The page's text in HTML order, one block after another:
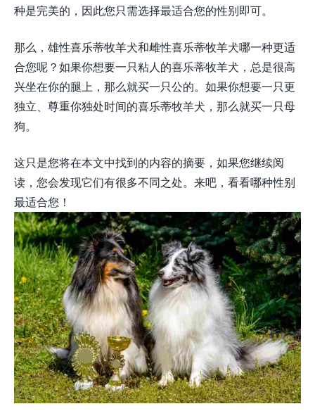
种是完美的，因此您只需选择最适合您的性别即可。
那么，雄性喜乐蒂牧羊犬和雌性喜乐蒂牧羊犬哪一种更适
合您呢？如果你想要一只粘人的喜乐蒂牧羊犬，总是很高
兴坐在你的腿上，那么就买一只公的。如果你想要一只更
独立、尊重你独处时间的喜乐蒂牧羊犬，那么就买一只母
狗。
这只是您将在本文中找到的内容的摘要，如果您继续阅
读，您会发现它们有很多不同之处。来吧，看看哪种性别
最适合您！